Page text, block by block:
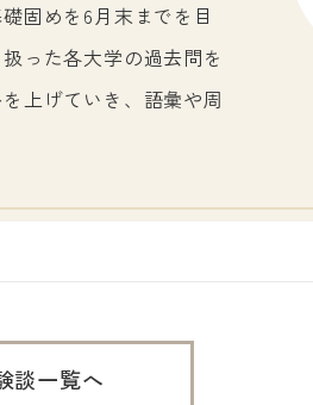
固めを6月末までを目
った各大学の過去問を
上げていき、語彙や周
談一覧へ